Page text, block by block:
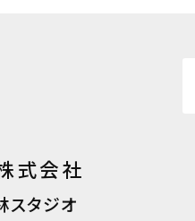
式会社
スタジオ